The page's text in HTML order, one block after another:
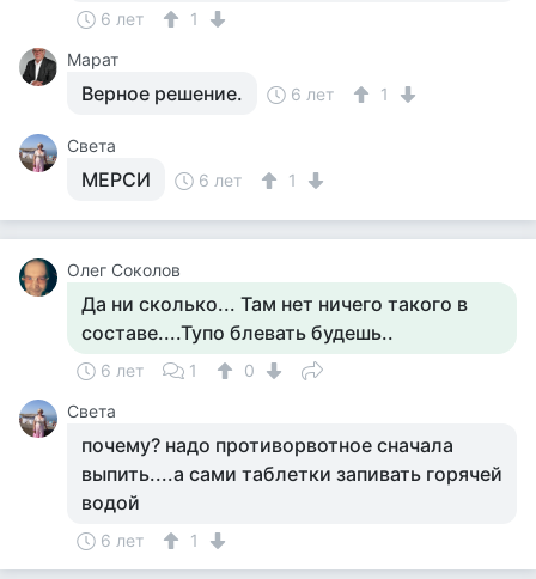
6 лет
1
Марат
Верное решение. 6 лет 1
Света
МЕРСИ 6 лет 1
Олег Соколов
Да ни сколько... Там нет ничего такого в
составе....Тупо блевать будешь..
6 лет 1
0
Света
почему? надо противорвотное сначала
выпить....а сами таблетки запивать горячей
водой
6 лет 1